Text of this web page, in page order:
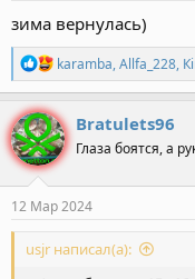
зима вернулась)
Р
е
а
к
ц
и
и
:
karamba,Allfa_228,
Bratulets96
Глаза боятся, а
12 Мар 2024
usjr написал(а):